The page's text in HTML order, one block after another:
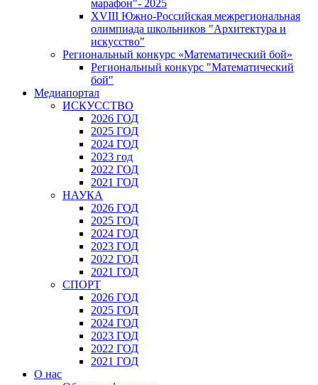
марафон"- 2025
XVIII Южно-Российская межрегиональная
олимпиада школьников "Архитектура и
искусство"
Региональный конкурс «Математический бой»
Региональный конкурс "Математический
бой"
Медиапортал
ИСКУССТВО
2026 ГОД
2025 ГОД
2024 ГОД
2023 год
2022 ГОД
2021 ГОД
НАУКА
2026 ГОД
2025 ГОД
2024 ГОД
2023 ГОД
2022 ГОД
2021 ГОД
СПОРТ
2026 ГОД
2025 ГОД
2024 ГОД
2023 ГОД
2022 ГОД
2021 ГОД
О нас